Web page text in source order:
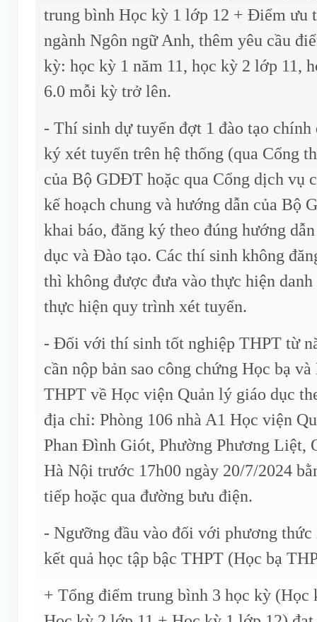
trung bình Học kỳ 1 lớp 12 + Điểm ưu
ngành Ngôn ngữ Anh, thêm yêu cầu
kỳ: học kỳ 1 năm 11, học kỳ 2 lớp 11,
6.0 mỗi kỳ trở lên.
- Thí sinh dự tuyển đợt 1 đào tạo
ký xét tuyển trên hệ thống (qua Cổng
của Bộ GDĐT hoặc qua Cổng dịch vụ
kế hoạch chung và hướng dẫn của Bộ
khai báo, đăng ký theo đúng hướng
dục và Đào tạo. Các thí sinh không
thì không được đưa vào thực hiện danh
thực hiện quy trình xét tuyển.
- Đối với thí sinh tốt nghiệp THPT từ
cần nộp bản sao công chứng Học bạ
THPT về Học viện Quản lý giáo dục
địa chỉ: Phòng 106 nhà A1 Học viện
Phan Đình Giót, Phường Phương Liệt,
Hà Nội trước 17h00 ngày 20/7/2024
tiếp hoặc qua đường bưu điện.
- Ngưỡng đầu vào đối với phương thức
kết quả học tập bậc THPT (Học bạ
+ Tổng điểm trung bình 3 học kỳ (Học